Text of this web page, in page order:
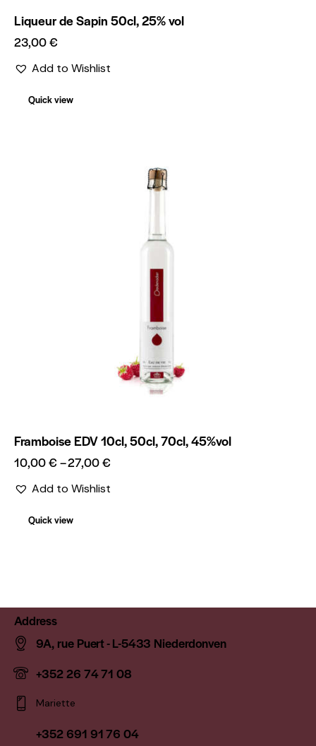
Liqueur de Sapin 50cl, 25% vol
23,00€
Add to Wishlist
Quick view
Framboise EDV 10cl, 50cl, 70cl, 45%vol
10,00€ –27,00€
Add to Wishlist
Quick view
Address
9A, rue Puert - L-5433 Niederdonven
+352 26 74 71 08
Mariette
+352 691 91 76 04